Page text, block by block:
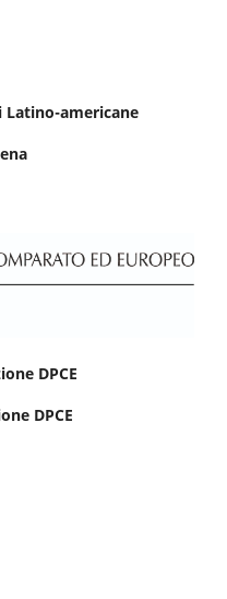
Latino-americane
DPCE
DPCE